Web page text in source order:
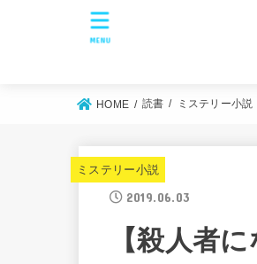
MENU
HOME 読書 ミステリー小説
ミステリー小説
2019.06.03
【殺人者